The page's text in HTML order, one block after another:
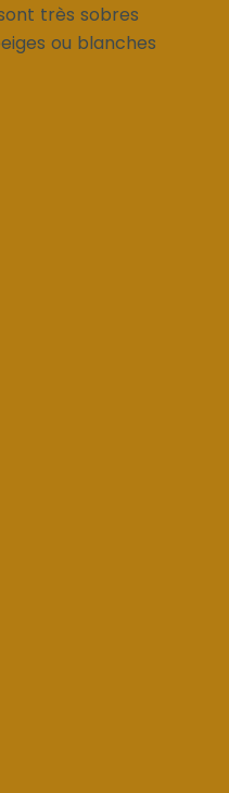
très sobres
ou blanches